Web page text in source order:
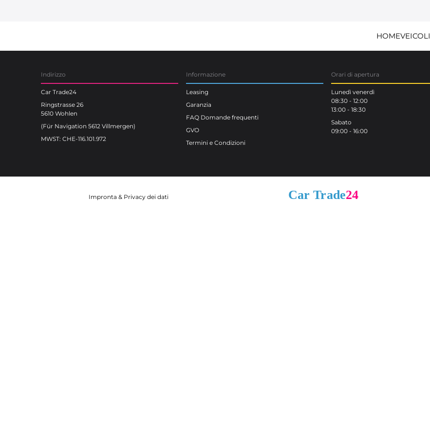
HOMEVEICOLI
Indirizzo
Car Trade24
Ringstrasse 26
5610 Wohlen
(Für Navigation 5612 Villmergen)
MWST: CHE-116.101.972
Informazione
Leasing
Garanzia
FAQ Domande frequenti
GVO
Termini e Condizioni
Orari di apertura
Lunedì venerdì
08:30 - 12:00
13:00 - 18:30
Sabato
09:00 - 16:00
Impronta & Privacy dei dati